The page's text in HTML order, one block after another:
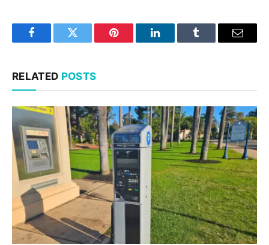
FacebookTwitter Pinterest LinkedInTumblr Email
RELATED POSTS